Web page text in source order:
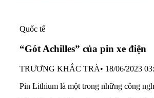
Quốc tế
“Gót Achilles” của pin xe điện
TRƯƠNG KHẮC TRÀ• 18/06/2023
Pin Lithium là một trong những công